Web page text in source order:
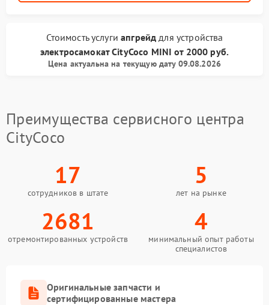
Стоимость услугиапгрейд для устройства
электросамокат CityCoco MINIот 2000 руб.
Цена актуальна на текущую дату 09.08.2026
Преимущества сервисного центра
CityCoco
17
сотрудников в штате
5
лет на рынке
2681
отремонтированных устройств
4
минимальный опыт работы
специалистов
Оригинальные запчасти и
сертифицированные мастера